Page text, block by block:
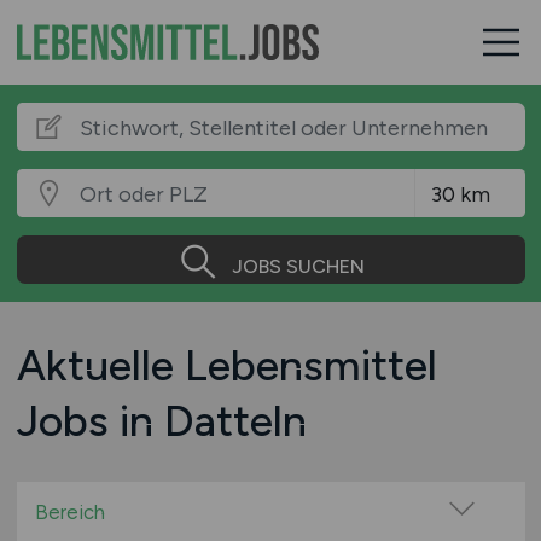
JOBS SUCHEN
Aktuelle Lebensmittel
Jobs in Datteln
Bereich